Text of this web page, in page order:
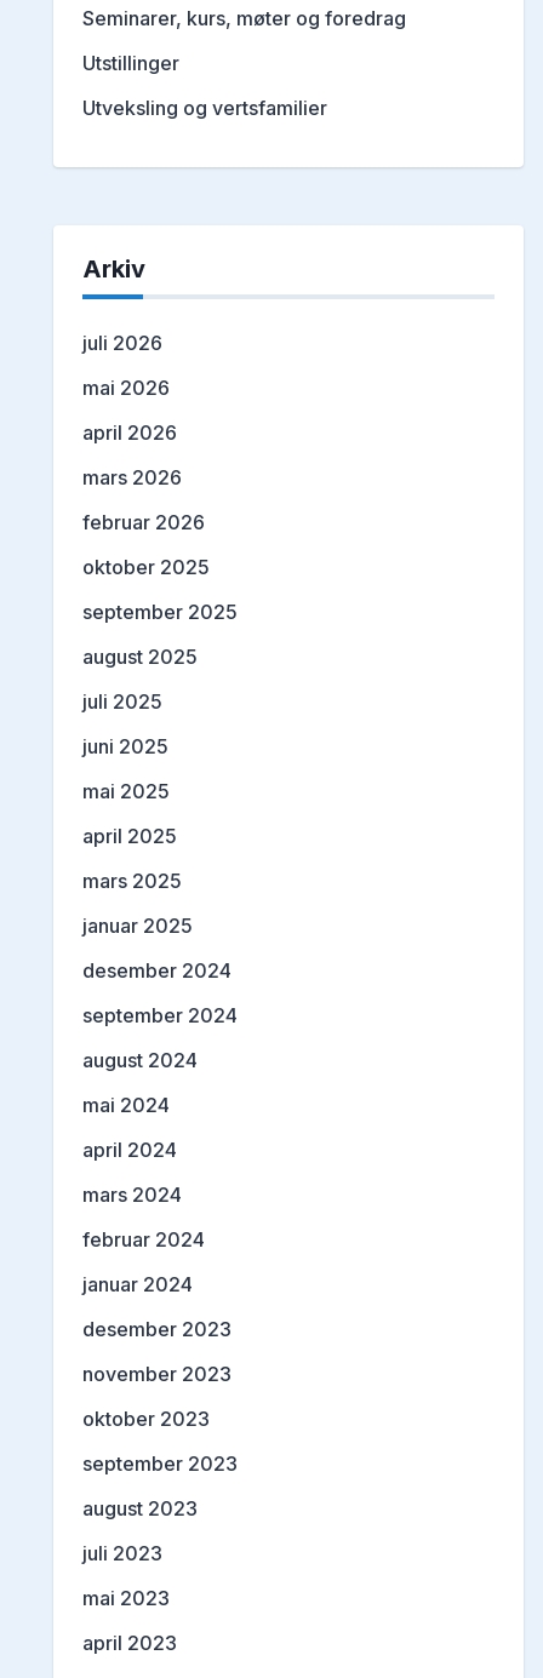
Seminarer, kurs, møter og foredrag
Utstillinger
Utveksling og vertsfamilier
Arkiv
juli 2026
mai 2026
april 2026
mars 2026
februar 2026
oktober 2025
september 2025
august 2025
juli 2025
juni 2025
mai 2025
april 2025
mars 2025
januar 2025
desember 2024
september 2024
august 2024
mai 2024
april 2024
mars 2024
februar 2024
januar 2024
desember 2023
november 2023
oktober 2023
september 2023
august 2023
juli 2023
mai 2023
april 2023